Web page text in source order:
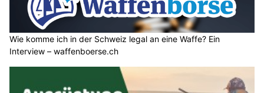
Wie komme ich in der Schweiz legal an eine Waffe? Ein
Interview – waffenboerse.ch